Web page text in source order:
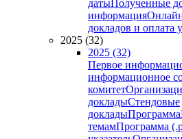
датыПолученные
информация
докладов и оплата
2025 (32)
2025 (32)
Первое
информационное
комитет
докладыСтендовые
докладыПрограмма
темамПрограмма